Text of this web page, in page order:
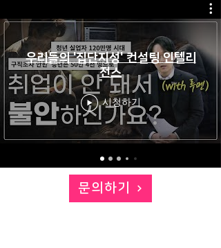
우리들의 '집단지성' 컨설팅 인텔리
전스
시청하기
문의하기